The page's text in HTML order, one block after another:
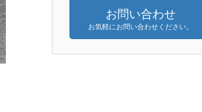
お問い合わせ
お気軽にお問い合わせください。